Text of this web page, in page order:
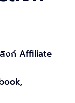
ลิงก์ Affiliate